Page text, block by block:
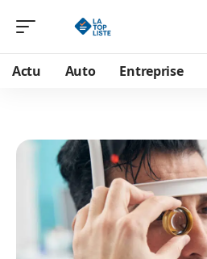
Actu Auto Entreprise